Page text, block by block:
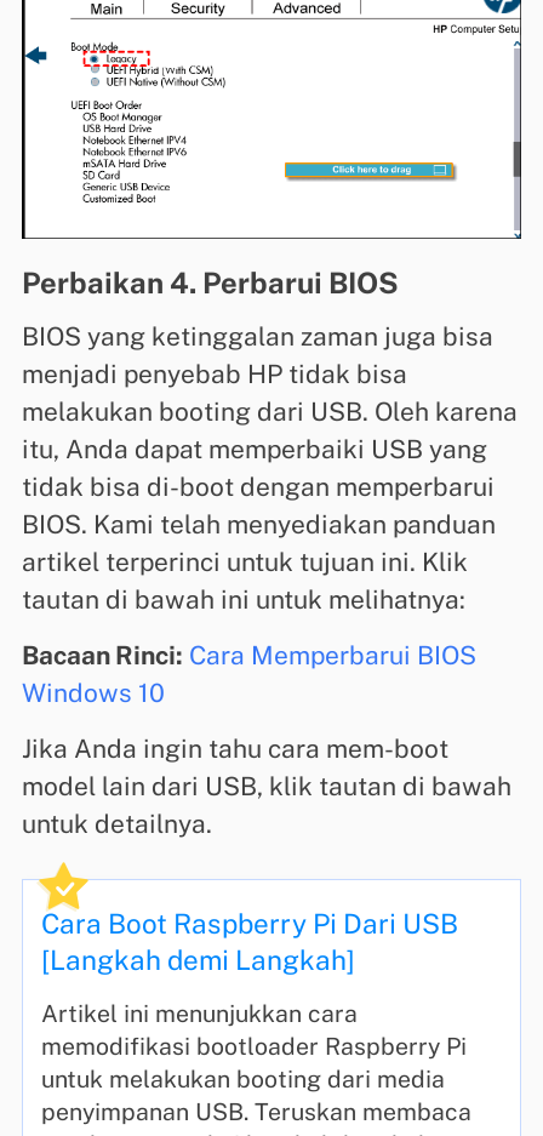
Perbaikan 4. Perbarui BIOS
BIOS yang ketinggalan zaman juga bisa
menjadi penyebab HP tidak bisa
melakukan booting dari USB. Oleh karena
itu, Anda dapat memperbaiki USB yang
tidak bisa di-boot dengan memperbarui
BIOS. Kami telah menyediakan panduan
artikel terperinci untuk tujuan ini. Klik
tautan di bawah ini untuk melihatnya:
Bacaan Rinci: Cara Memperbarui BIOS
Windows 10
Jika Anda ingin tahu cara mem-boot
model lain dari USB, klik tautan di bawah
untuk detailnya.
Cara Boot Raspberry Pi Dari USB
[Langkah demi Langkah]
Artikel ini menunjukkan cara
memodifikasi bootloader Raspberry Pi
untuk melakukan booting dari media
penyimpanan USB. Teruskan membaca